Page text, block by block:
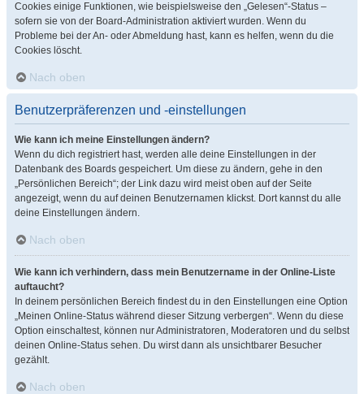
Cookies einige Funktionen, wie beispielsweise den „Gelesen“-Status –
sofern sie von der Board-Administration aktiviert wurden. Wenn du
Probleme bei der An- oder Abmeldung hast, kann es helfen, wenn du die
Cookies löscht.
Nach oben
Benutzerpräferenzen und -einstellungen
Wie kann ich meine Einstellungen ändern?
Wenn du dich registriert hast, werden alle deine Einstellungen in der
Datenbank des Boards gespeichert. Um diese zu ändern, gehe in den
„Persönlichen Bereich“; der Link dazu wird meist oben auf der Seite
angezeigt, wenn du auf deinen Benutzernamen klickst. Dort kannst du alle
deine Einstellungen ändern.
Nach oben
Wie kann ich verhindern, dass mein Benutzername in der Online-Liste
auftaucht?
In deinem persönlichen Bereich findest du in den Einstellungen eine Option
„Meinen Online-Status während dieser Sitzung verbergen“. Wenn du diese
Option einschaltest, können nur Administratoren, Moderatoren und du selbst
deinen Online-Status sehen. Du wirst dann als unsichtbarer Besucher
gezählt.
Nach oben